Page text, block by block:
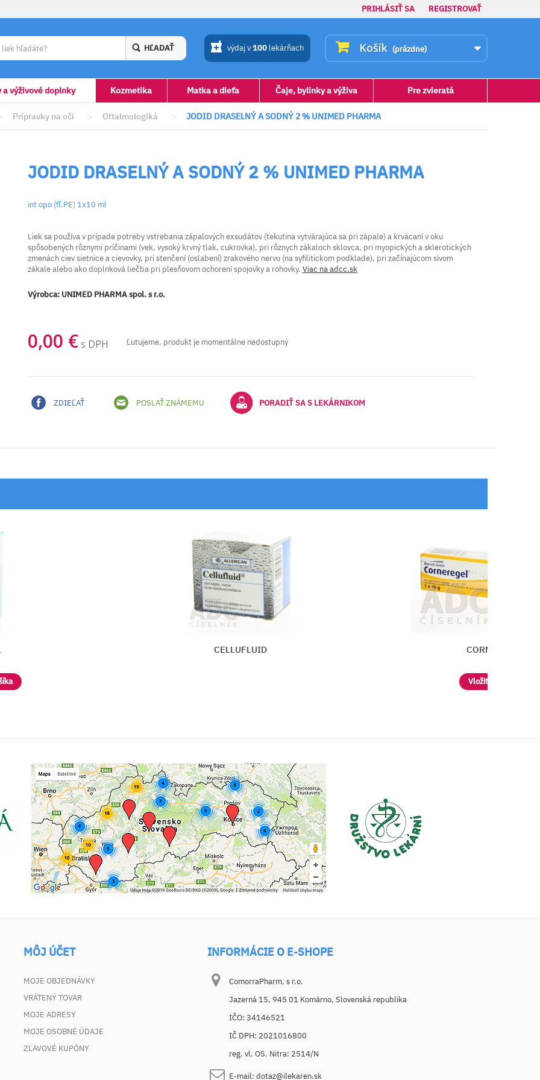
PRIHLÁSIŤ SA REGISTROVAŤ
Košík (prázdne)
HĽADAŤ výdaj v100 lekárňach
a výživové doplnky Kozmetika Matka a dieťa Čaje, bylinky a výživa Pre zvieratá
Prípravky na oči > Oftalmologiká > JODID DRASELNÝ A SODNÝ 2 % UNIMED PHARMA
JODID DRASELNÝ A SODNÝ 2 % UNIMED PHARMA
int opo (fľ.PE) 1x10 ml
Liek sa používa v prípade potreby vstrebania zápalových exsudátov (tekutina vytvárajúca sa pri zápale) a krvácaní v oku
spôsobených rôznymi príčinami (vek, vysoký krvný tlak, cukrovka), pri rôznych zákaloch sklovca, pri myopických a sklerotických
zmenách ciev sietnice a cievovky, pri stenčení (oslabení) zrakového nervu (na syfilitickom podklade), pri začínajúcom sivom
zákale alebo ako doplnková liečba pri plesňovom ochorení spojovky a rohovky. Viac na adcc.sk
Výrobca: UNIMED PHARMA spol. s r.o.
0,00 € s DPH Ľutujeme, produkt je momentálne nedostupný
ZDIEĽAŤ POSLAŤ ZNÁMEMU PORADIŤ SA S LEKÁRNIKOM
CELLUFLUID CORNEREGEL
Vložiť do košíka
MÔJ ÚČET
MOJE OBJEDNÁVKY
VRÁTENÝ TOVAR
MOJE ADRESY
MOJE OSOBNÉ ÚDAJE
ZĽAVOVÉ KUPÓNY
INFORMÁCIE O E-SHOPE
ComorraPharm, s r.o.
Jazerná 15, 945 01 Komárno, Slovenská republika
IČO: 34146521
IČ DPH: 2021016800
reg. vl. OS. Nitra: 2514/N
E-mail: dotaz@ilekaren.sk